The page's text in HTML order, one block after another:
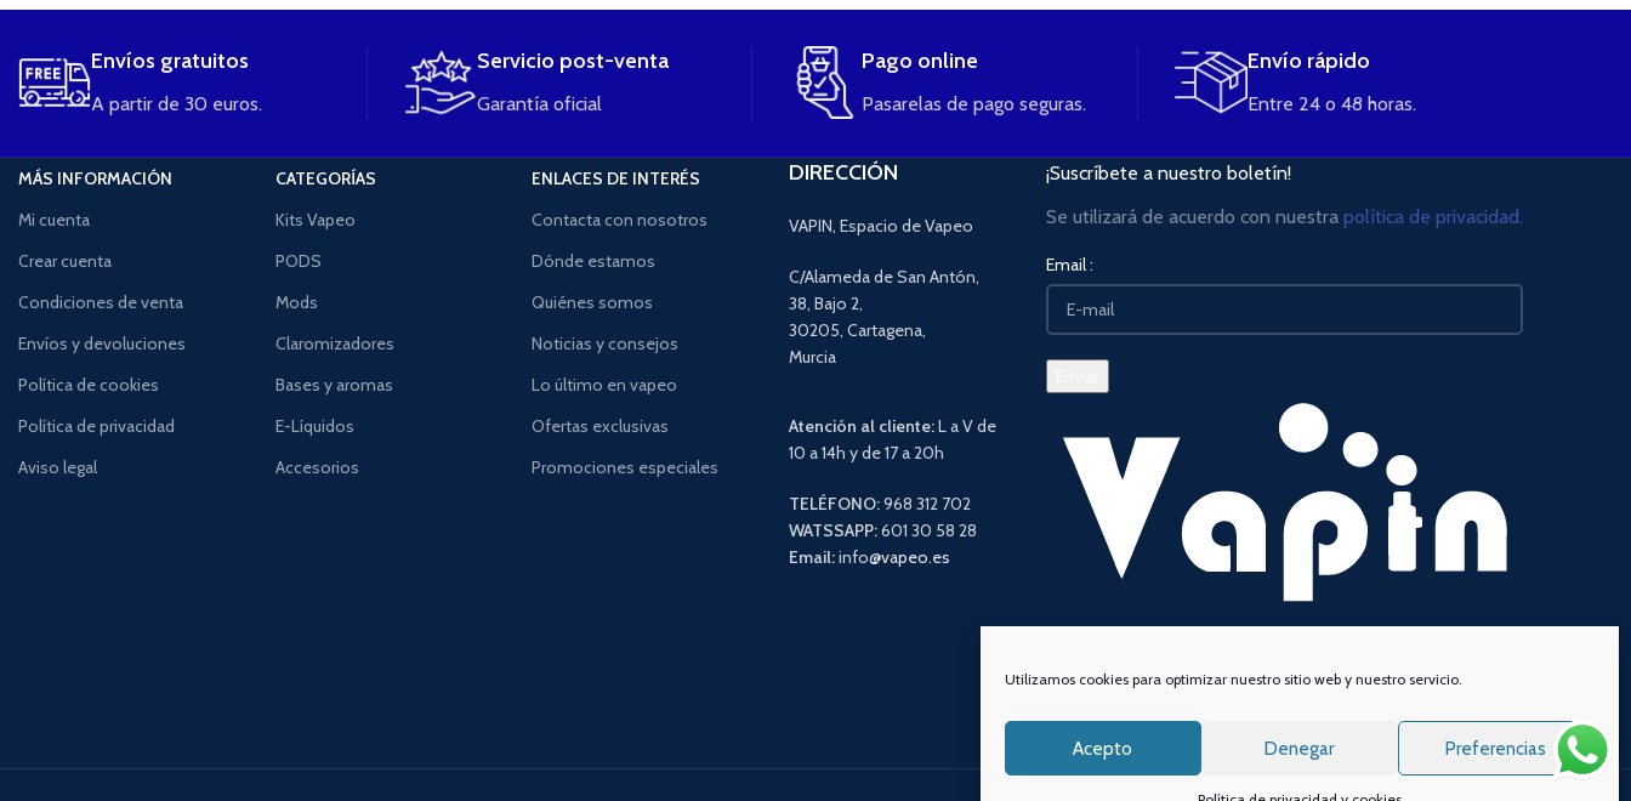
Utilizamos cookies para optimizar nuestro sitio web y nuestro servicio.
Acepto Denegar Preferencias
Envíos gratuitos
A partir de 30 euros.
Servicio post-venta
Garantía oficial
Pago online
Pasarelas de pago seguras.
Envío rápido
Entre 24 o 48 horas.
MÁS INFORMACIÓN
Mi cuenta
Crear cuenta
Condiciones de venta
Envíos y devoluciones
Política de cookies
Política de privacidad
Aviso legal
CATEGORÍAS
Kits Vapeo
PODS
Mods
Claromizadores
Bases y aromas
E-Líquidos
Accesorios
ENLACES DE INTERÉS
Contacta con nosotros
Dónde estamos
Quiénes somos
Noticias y consejos
Lo último en vapeo
Ofertas exclusivas
Promociones especiales
DIRECCIÓN
VAPIN, Espacio de Vapeo
C/Alameda de San Antón,
38, Bajo 2,
30205, Cartagena,
Murcia
Atención al cliente:L a V de
10 a 14h y de 17 a 20h
TELÉFONO:968 312 702
WATSSAPP:601 30 58 28
Email:info@vapeo.es
¡Suscríbete a nuestro boletín!
Se utilizará de acuerdo con nuestra política de privacidad.
Email :